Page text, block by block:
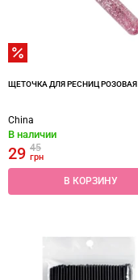
ЩЕТОЧКА ДЛЯ РЕСНИЦ РОЗОВАЯ
China
В наличии
29 45
грн
В КОРЗИНУ